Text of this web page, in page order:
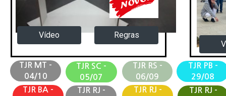
Regras
Vídeo
TJR PB -
29/08
TJR SC -
05/07
TJR RS -
06/09
TJR BA -
TJR MT -
04/10
TJR RJ -
TJR RJ -
TJR RJ -